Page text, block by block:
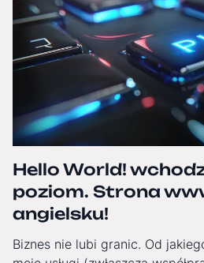
Hello World!
poziom. Strona
angielsku!
Biznes nie lubi granic. Od